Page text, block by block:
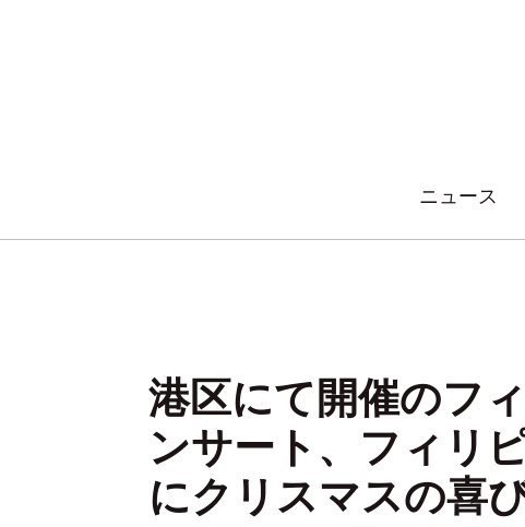
ニュース
港区にて開催のフ
ンサート、フィリ
にクリスマスの喜